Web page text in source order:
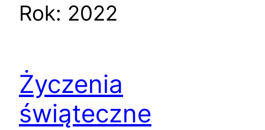
Rok: 2022
Życzenia
świąteczne